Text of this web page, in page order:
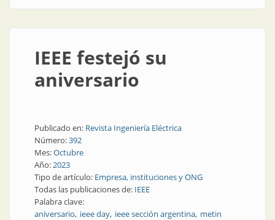
IEEE festejó su
aniversario
Publicado en: Revista Ingeniería Eléctrica
Número:392
Mes:Octubre
Año:2023
Tipo de artículo: Empresa, instituciones y ONG
Todas las publicaciones de: IEEE
Palabra clave:
aniversario ieee day ieee sección argentina metin